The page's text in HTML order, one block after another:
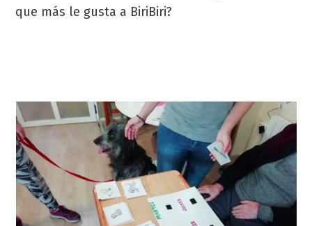
que más le gusta a BiriBiri?